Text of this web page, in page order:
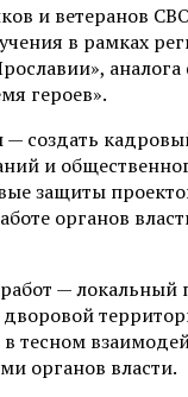
и ветеранов
в рамках
героев».
создать
и
защиты
органов
— локальный
дворовой
в тесном
органов власти.